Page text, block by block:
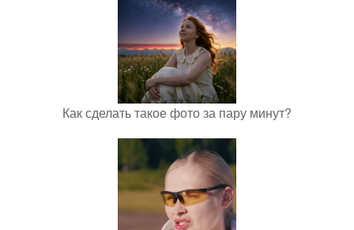
Как сделать такое фото за пару минут?